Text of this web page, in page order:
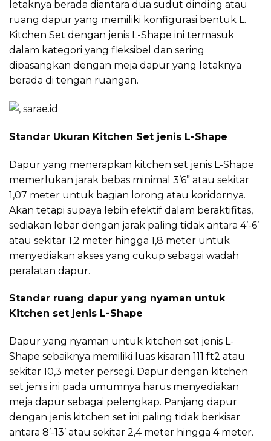
letaknya berada diantara dua sudut dinding atau
ruang dapur yang memiliki konfigurasi bentuk L.
Kitchen Set dengan jenis L-Shape ini termasuk
dalam kategori yang fleksibel dan sering
dipasangkan dengan meja dapur yang letaknya
berada di tengan ruangan.
Standar Ukuran Kitchen Set jenis L-Shape
Dapur yang menerapkan kitchen set jenis L-Shape
memerlukan jarak bebas minimal 3’6” atau sekitar
1,07 meter untuk bagian lorong atau koridornya.
Akan tetapi supaya lebih efektif dalam beraktifitas,
sediakan lebar dengan jarak paling tidak antara 4’-6’
atau sekitar 1,2 meter hingga 1,8 meter untuk
menyediakan akses yang cukup sebagai wadah
peralatan dapur.
Standar ruang dapur yang nyaman untuk
Kitchen set jenis L-Shape
Dapur yang nyaman untuk kitchen set jenis L-
Shape sebaiknya memiliki luas kisaran 111 ft2 atau
sekitar 10,3 meter persegi. Dapur dengan kitchen
set jenis ini pada umumnya harus menyediakan
meja dapur sebagai pelengkap. Panjang dapur
dengan jenis kitchen set ini paling tidak berkisar
antara 8’-13’ atau sekitar 2,4 meter hingga 4 meter.